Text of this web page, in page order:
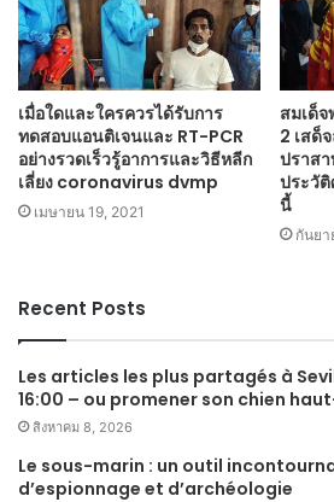
เมื่อใดและใครควรได้รับการ
ทดสอบแอนติเจนและ RT-PCR
อย่างรวดเร็วรู้อาการและวิธีหลีก
เลี่ยง coronavirus dvmp
เมษายน 19, 2021
สมเด็
2 เสด็
ปราส
ประวั
นี้
กันยา
Recent Posts
Les articles les plus partagés à
16:00 – ou promener son chien
สิงหาคม 8, 2026
Le sous-marin : un outil
d’espionnage et d’archéologie